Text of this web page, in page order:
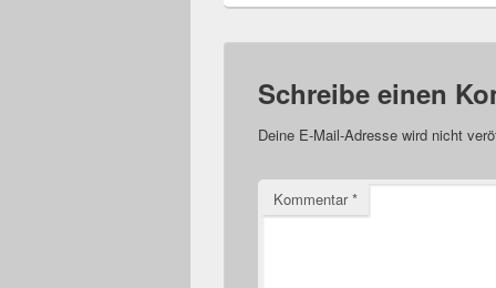
Schreibe einen
Deine E-Mail-Adresse wird nicht
Kommentar*